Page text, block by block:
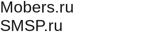
Mobers.ru
SMSP.ru